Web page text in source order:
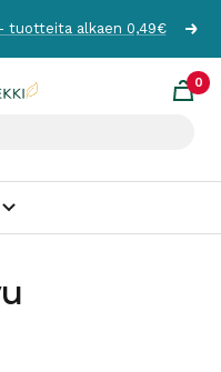
- tuotteita alkaen 0,49€
0